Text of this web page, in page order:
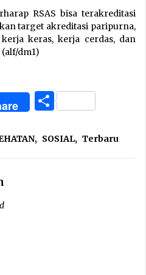
RSAS bisa terakreditasi
target akreditasi paripurna,
keras, kerja cerdas, dan
dm1)
Share
, SOSIAL, Terbaru